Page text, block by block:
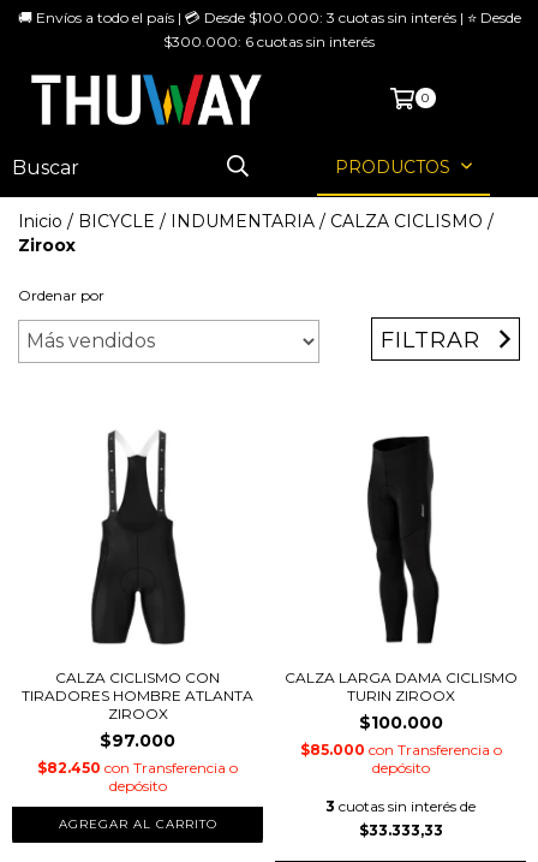
🚚 Envíos a todo el país | 💳 Desde $100.000: 3 cuotas sin interés | ⭐ Desde
$300.000: 6 cuotas sin interés
0
PRODUCTOS
Inicio / BICYCLE / INDUMENTARIA / CALZA CICLISMO /
Ziroox
Ordenar por
FILTRAR
CALZA CICLISMO CON
TIRADORES HOMBRE ATLANTA
ZIROOX
$97.000
$82.450 con Transferencia o
depósito
AGREGAR AL CARRITO
CALZA LARGA DAMA CICLISMO
TURIN ZIROOX
$100.000
$85.000 con Transferencia o
depósito
3 cuotas sin interés de
$33.333,33